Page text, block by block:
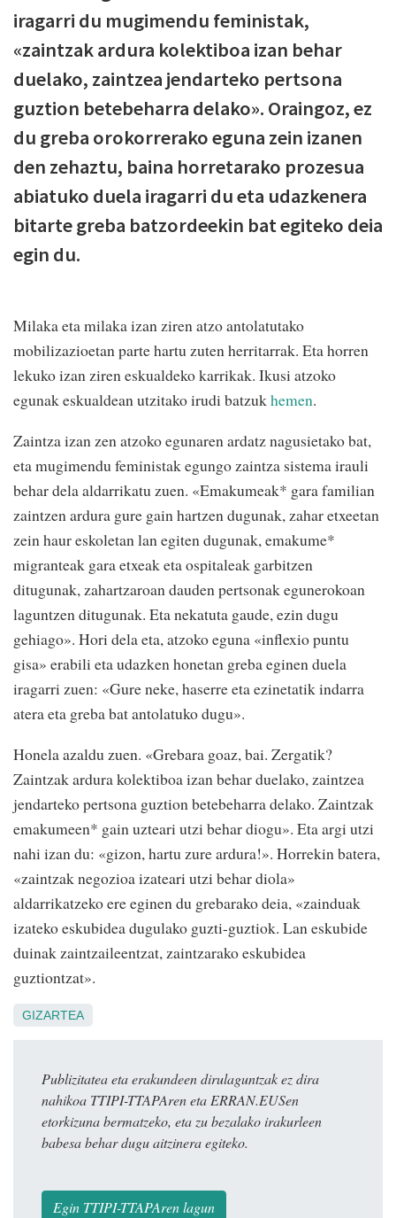
iragarri du mugimendu feministak,
«zaintzak ardura kolektiboa izan behar
duelako, zaintzea jendarteko pertsona
guztion betebeharra delako». Oraingoz, ez
du greba orokorrerako eguna zein izanen
den zehaztu, baina horretarako prozesua
abiatuko duela iragarri du eta udazkenera
bitarte greba batzordeekin bat egiteko deia
egin du.
Milaka eta milaka izan ziren atzo antolatutako
mobilizazioetan parte hartu zuten herritarrak. Eta horren
lekuko izan ziren eskualdeko karrikak. Ikusi atzoko
egunak eskualdean utzitako irudi batzukhemen.
Zaintza izan zen atzoko egunaren ardatz nagusietako bat,
eta mugimendu feministak egungo zaintza sistema irauli
behar dela aldarrikatu zuen. «Emakumeak* gara familian
zaintzen ardura gure gain hartzen dugunak, zahar etxeetan
zein haur eskoletan lan egiten dugunak, emakume*
migranteak gara etxeak eta ospitaleak garbitzen
ditugunak, zahartzaroan dauden pertsonak egunerokoan
laguntzen ditugunak. Eta nekatuta gaude, ezin dugu
gehiago». Hori dela eta, atzoko eguna «inflexio puntu
gisa» erabili eta udazken honetan greba eginen duela
iragarri zuen: «Gure neke, haserre eta ezinetatik indarra
atera eta greba bat antolatuko dugu».
Honela azaldu zuen. «Grebara goaz, bai. Zergatik?
Zaintzak ardura kolektiboa izan behar duelako, zaintzea
jendarteko pertsona guztion betebeharra delako. Zaintzak
emakumeen* gain uzteari utzi behar diogu». Eta argi utzi
nahi izan du: «gizon, hartu zure ardura!». Horrekin batera,
«zaintzak negozioa izateari utzi behar diola»
aldarrikatzeko ere eginen du grebarako deia, «zainduak
izateko eskubidea dugulako guzti-guztiok. Lan eskubide
duinak zaintzaileentzat, zaintzarako eskubidea
guztiontzat».
GIZARTEA
Publizitatea eta erakundeen dirulaguntzak ez dira
nahikoa TTIPI-TTAPAren eta ERRAN.EUSen
etorkizuna bermatzeko, eta zu bezalako irakurleen
babesa behar dugu aitzinera egiteko.
Egin TTIPI-TTAPAren lagun